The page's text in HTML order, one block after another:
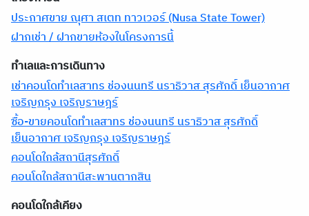
ประกาศขาย ณุศา สเตท ทาวเวอร์ (Nusa State Tower)
ฝากเช่า / ฝากขายห้องในโครงการนี้
ทำเลและการเดินทาง
เช่าคอนโดทำเลสาทร ช่องนนทรี นราธิวาส สุรศักดิ์ เย็นอากาศ
เจริญกรุง เจริญราษฎร์
ซื้อ-ขายคอนโดทำเลสาทร ช่องนนทรี นราธิวาส สุรศักดิ์
เย็นอากาศ เจริญกรุง เจริญราษฎร์
คอนโดใกล้สถานีสุรศักดิ์
คอนโดใกล้สถานีสะพานตากสิน
คอนโดใกล้เคียง